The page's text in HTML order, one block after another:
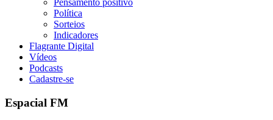
Pensamento positivo
Política
Sorteios
Indicadores
Flagrante Digital
Vídeos
Podcasts
Cadastre-se
Espacial FM